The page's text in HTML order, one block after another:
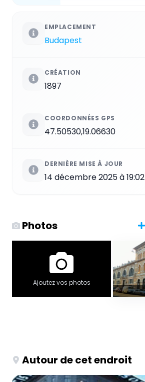
EMPLACEMENT
Budapest
CRÉATION
1897
COORDONNÉES GPS
47.50530,19.06630
DERNIÈRE MISE À JOUR
14 décembre 2025 à 19:02
Photos
Ajoutez vos photos
Autour de cet endroit